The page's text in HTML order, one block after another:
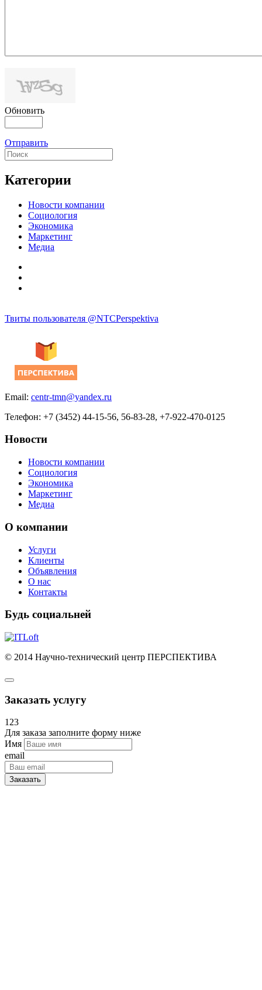
Обновить
Отправить
Категории
Новости компании
Социология
Экономика
Маркетинг
Медиа
Твиты пользователя @NTCPerspektiva
Email: centr-tmn@yandex.ru
Телефон: +7 (3452) 44-15-56, 56-83-28, +7-922-470-0125
Новости
Новости компании
Социология
Экономика
Маркетинг
Медиа
О компании
Услуги
Клиенты
Объявления
О нас
Контакты
Будь социальней
© 2014 Научно-технический центр ПЕРСПЕКТИВА
Заказать услугу
123
Для заказа заполните форму ниже
Имя
email
Заказать